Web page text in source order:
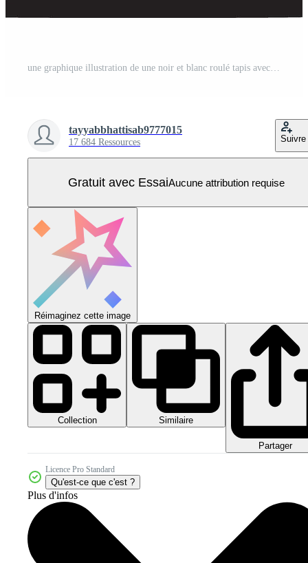
une graphique illustration de une noir et blanc roulé tapis avec une spirale à le roulé fin conception Vecteur Pro
tayyabbhattisab9777015
17 684 Ressources Suivre
Gratuit avec EssaiAucune attribution requise
Réimaginez cette image
Collection Similaire
Partager
Licence Pro Standard
Qu'est-ce que c'est ?
Plus d'infos